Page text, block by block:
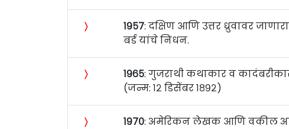
〉 १९५७: दक्षिण आणि उत्तर ध्रुवावर
बर्ड यांचे निधन.
〉 १९६५: गुजराथी कथाकार व
(जन्म: १२ डिसेंबर १८९२)
〉 १९७०: अमेरिकन लेखक आणि वकील